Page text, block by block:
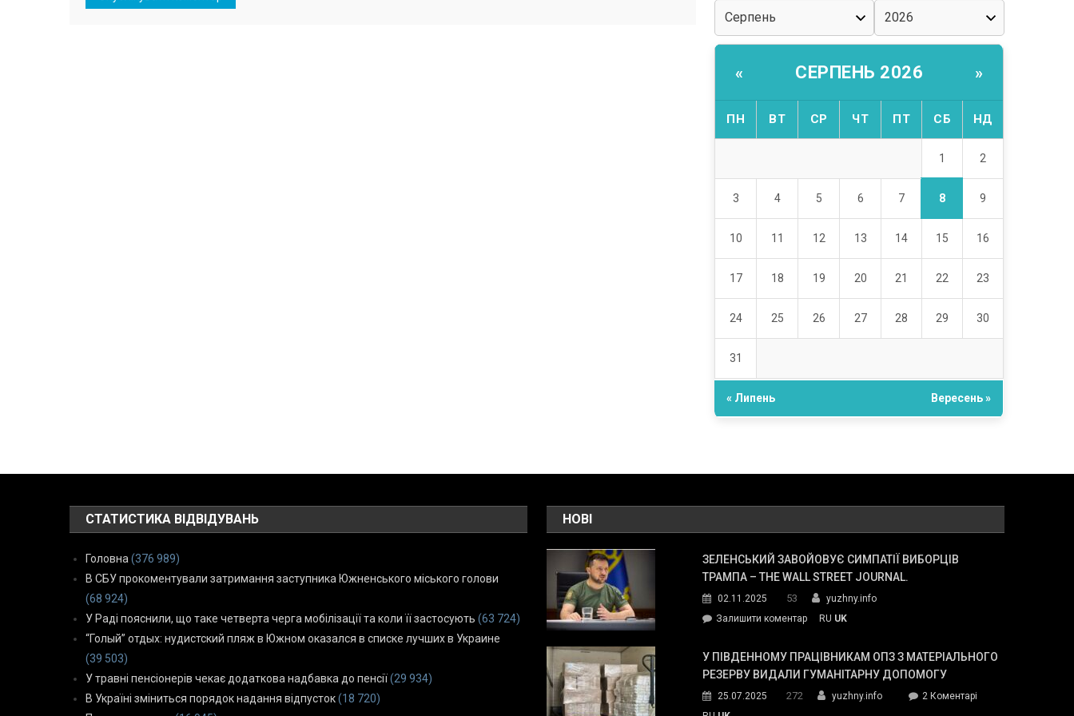
« СЕРПЕНЬ 2026 »
ПН ВТ СР ЧТ ПТ СБ НД
1 2
3 4 5 6 7 8 9
10 11 12 13 14 15 16
17 18 19 20 21 22 23
24 25 26 27 28 29 30
31
« Липень Вересень »
СТАТИСТИКА ВІДВІДУВАНЬ
Головна (376 989)
В СБУ прокоментували затримання заступника Южненського міського голови
(68 924)
У Раді пояснили, що таке четверта черга мобілізації та коли її застосують (63 724)
“Голый” отдых: нудистский пляж в Южном оказался в списке лучших в Украине
(39 503)
У травні пенсіонерів чекає додаткова надбавка до пенсії (29 934)
В Україні зміниться порядок надання відпусток (18 720)
НОВІ
ЗЕЛЕНСЬКИЙ ЗАВОЙОВУЄ СИМПАТІЇ ВИБОРЦІВ
ТРАМПА – THE WALL STREET JOURNAL.
02.11.2025 53
yuzhny.info
Залишити коментарon
завойовує
симпатії
Трампа
RU UK
У ПІВДЕННОМУ ПРАЦІВНИКАМ ОПЗ З МАТЕРІАЛЬНОГО
РЕЗЕРВУ ВИДАЛИ ГУМАНІТАРНУ ДОПОМОГУ
25.07.2025 272 yuzhny.info 2 Коментарідо